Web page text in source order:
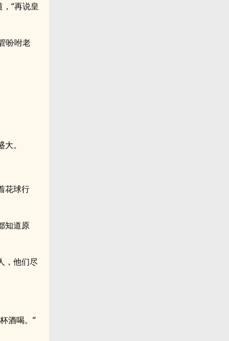
“再说皇
吩咐老
。
花球行
知道原
，他们尽
酒喝。”